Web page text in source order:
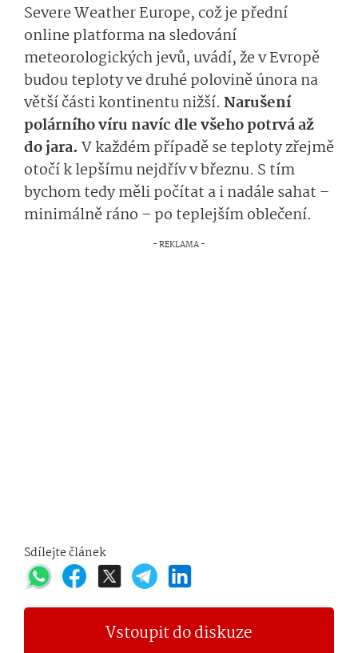
Severe Weather Europe, což je přední
online platforma na sledování
meteorologických jevů, uvádí, že v Evropě
budou teploty ve druhé polovině února na
větší části kontinentu nižší. Narušení
polárního víru navíc dle všeho potrvá až
do jara. V každém případě se teploty zřejmě
otočí k lepšímu nejdřív v březnu. S tím
bychom tedy měli počítat a i nadále sahat –
minimálně ráno – po teplejším oblečení.
Sdílejte článek
Vstoupit do diskuze